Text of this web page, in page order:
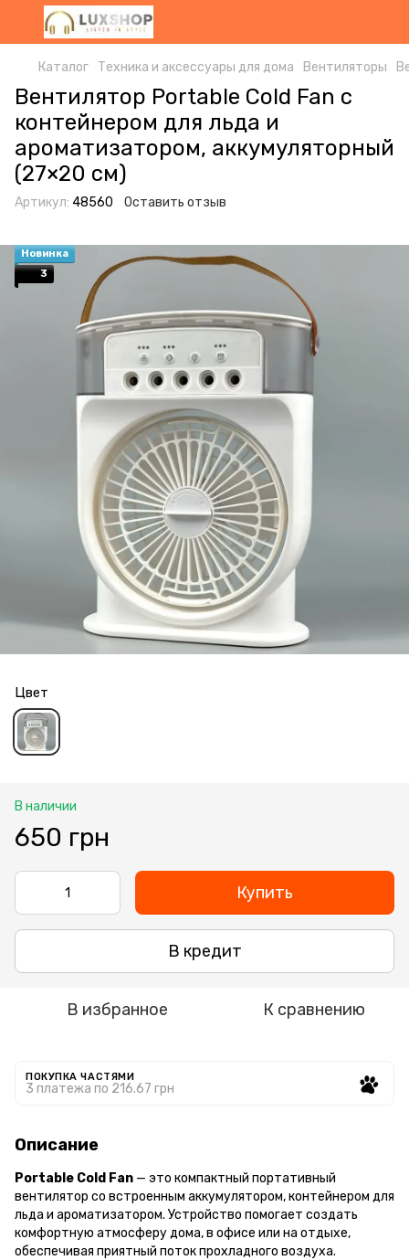
Каталог Техника и аксессуары для дома Вентиляторы
Вентилятор Portable Cold Fan с
контейнером для льда и
ароматизатором, аккумуляторный
(27×20 см)
Артикул: 48560 Оставить отзыв
Новинка
3
Цвет
В наличии
650 грн
Купить
В кредит
В избранное К сравнению
ПОКУПКА ЧАСТЯМИ
3 платежа по 216.67 грн
Описание
Portable Cold Fan — это компактный портативный
вентилятор со встроенным аккумулятором, контейнером для
льда и ароматизатором. Устройство помогает создать
комфортную атмосферу дома, в офисе или на отдыхе,
обеспечивая приятный поток прохладного воздуха.